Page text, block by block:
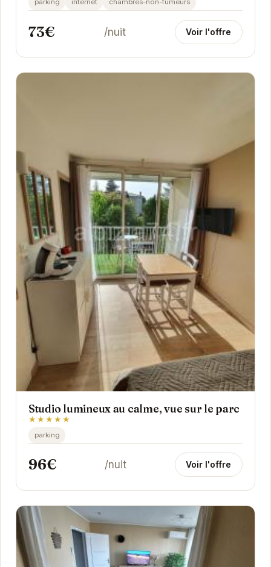
parking internet chambres-non-fumeurs
73€ /nuit Voir l'offre
Studio lumineux au calme, vue sur le parc
★★★★★
parking
96€ /nuit Voir l'offre